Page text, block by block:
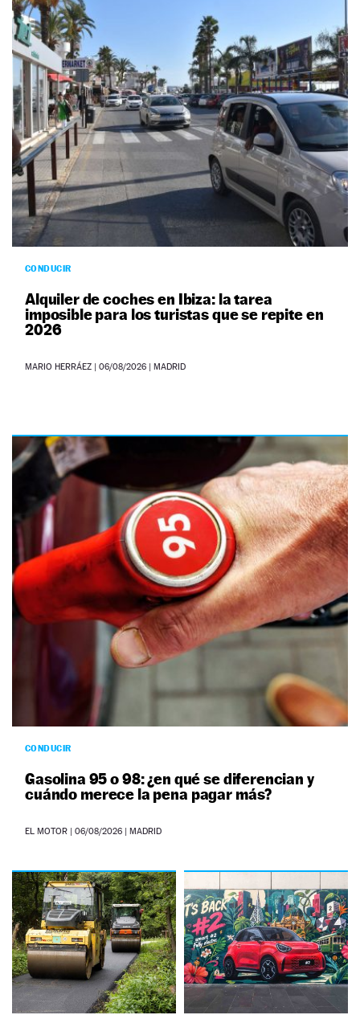
CONDUCIR
Alquiler de coches en Ibiza: la tarea
imposible para los turistas que se repite en
2026
MARIO HERRÁEZ 06/08/2026 | MADRID
CONDUCIR
Gasolina 95 o 98: ¿en qué se diferencian y
cuándo merece la pena pagar más?
EL MOTOR | 06/08/2026 | MADRID